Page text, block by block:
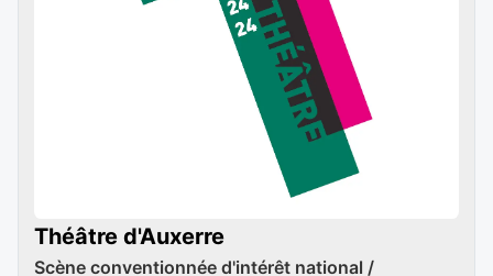
Théâtre d'Auxerre
Scène conventionnée d'intérêt national /